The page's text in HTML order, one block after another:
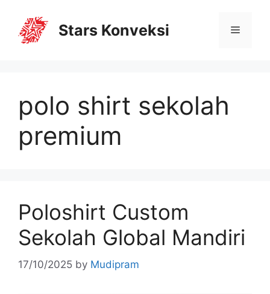
Stars Konveksi
polo shirt sekolah
premium
Poloshirt Custom
Sekolah Global Mandiri
17/10/2025 by Mudipram